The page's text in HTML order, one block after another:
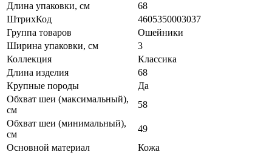
Длина упаковки, см
68
ШтрихКод
4605350003037
Группа товаров
Ошейники
Ширина упаковки, см
3
Коллекция
Классика
Длина изделия
68
Крупные породы
Да
Обхват шеи (максимальный),
см
58
Обхват шеи (минимальный),
см
49
Основной материал
Кожа